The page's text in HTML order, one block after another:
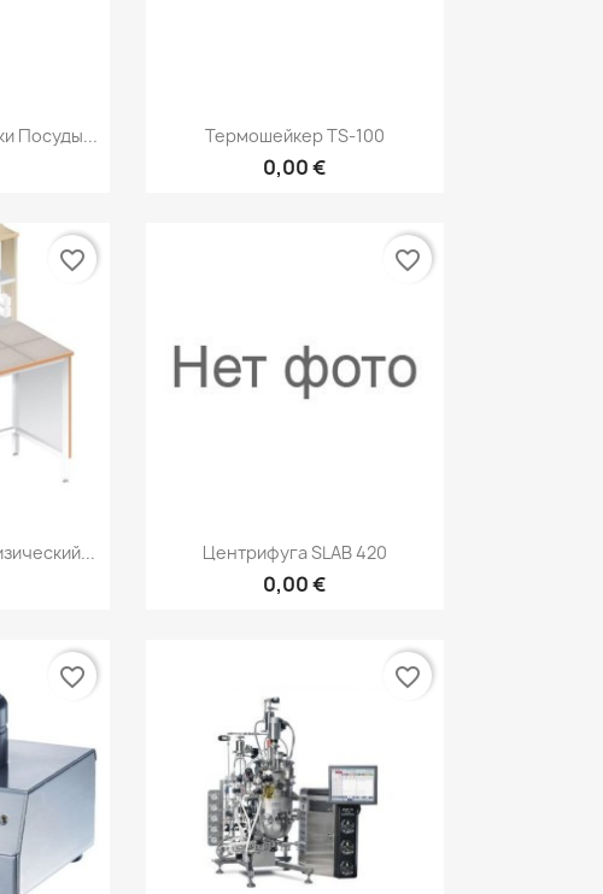
Посуды... Быстрый просмотр
Термошейкер TS-100
0,00 €
favorite_border
Быстрый просмотр
Центрифуга SLAB 420
0,00 €
favorite_border
favorite_border favorite_border